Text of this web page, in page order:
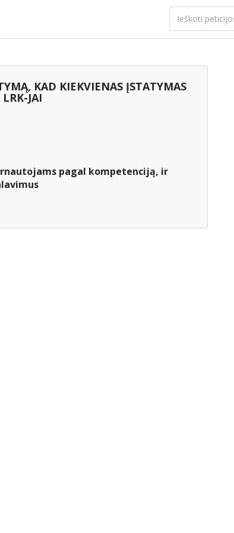
KAD KIEKVIENAS ĮSTATYMAS
JAI
pagal kompetenciją, ir